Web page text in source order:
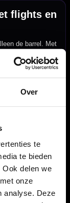
Over
te
te bieden
delen we
onze
analyse. Deze
flights en
de barrel. Met
vlucht van je
Ryan Joyce
bij jouw
bij fans, maar
profiel of design
Zo